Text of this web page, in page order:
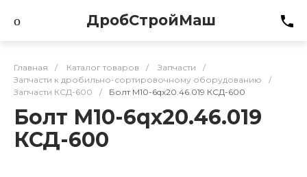
ДробСтройМаш
Главная / Каталог товаров / Запчасти
/
Запчасти к дробильно-сортировочному оборудованию
/
Запчасти КСД-600
/ Болт М10-6qх20.46.019 КСД-600
Болт М10-6qх20.46.019
КСД-600